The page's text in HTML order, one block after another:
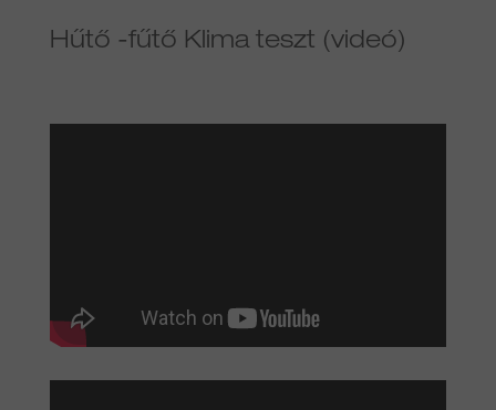
Hűtő -fűtő Klima teszt (videó)